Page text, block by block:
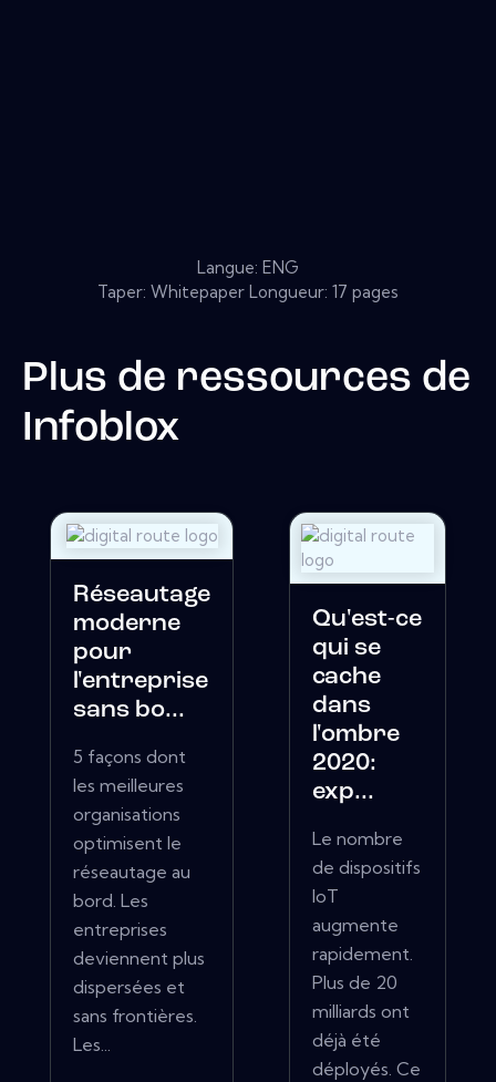
Langue: ENG
Taper: Whitepaper Longueur: 17 pages
Plus de ressources de
Infoblox
Réseautage
moderne
pour
l'entreprise
sans bo...
5 façons dont
les meilleures
organisations
optimisent le
réseautage au
bord. Les
entreprises
deviennent plus
dispersées et
sans frontières.
Les...
Qu'est-ce
qui se
cache
dans
l'ombre
2020:
exp...
Le nombre
de dispositifs
IoT
augmente
rapidement.
Plus de 20
milliards ont
déjà été
déployés. Ce